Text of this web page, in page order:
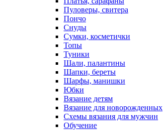
Пуловеры, свитера
Пончо
Снуды
Сумки, косметички
Топы
Туники
Шали, палантины
Шапки, береты
Шарфы, манишки
Юбки
Вязание детям
Вязание для новорожденных
Схемы вязания для мужчин
Обучение